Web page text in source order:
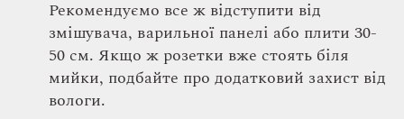
Рекомендуємо все ж відступити від
змішувача, варильної панелі або плити 30-
50 см. Якщо ж розетки вже стоять біля
мийки, подбайте про додатковий захист від
вологи.